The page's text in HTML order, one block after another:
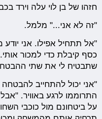
חזהו של בן לוי עלה וירד
"זה לא אני..." מלמל.
"אל תתחיל אפילו. אני
כסף קיבלת כדי למכור
שתבטיח לי את שתי
"אני יכול להתחייב
התרוממו לרגע באוויר. "אבל
על ביטחונם מול כוכבי